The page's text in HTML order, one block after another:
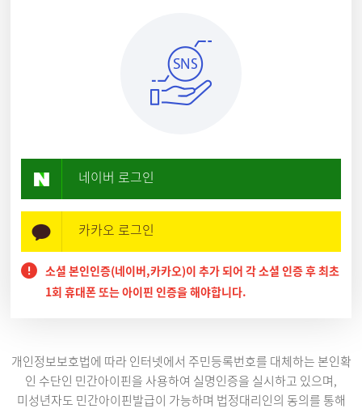
네이버 로그인
카카오 로그인
소셜 본인인증(네이버,카카오)이 추가 되어 각 소셜 인증 후 최초
1회 휴대폰 또는 아이핀 인증을 해야합니다.
개인정보보호법에 따라 인터넷에서 주민등록번호를 대체하는 본인확
인 수단인 민간아이핀을 사용하여 실명인증을 실시하고 있으며,
미성년자도 민간아이핀발급이 가능하며 법정대리인의 동의를 통해